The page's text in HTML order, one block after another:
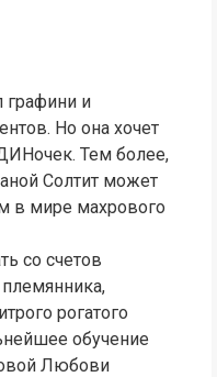
графини и
Но она хочет
Тем более,
Солтит может
в мире махрового
со счетов
рогатого
обучение
Любови